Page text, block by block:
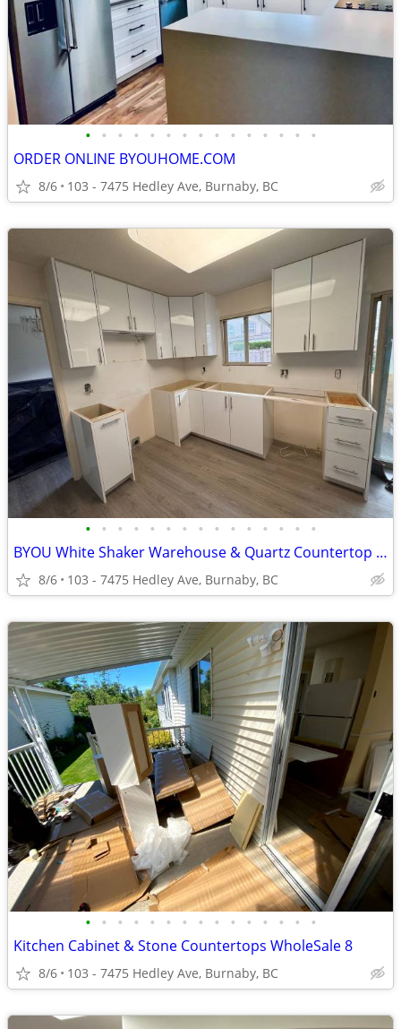
• • • • • • • • • • • • • • •
ORDER ONLINE BYOUHOME.COM
8/6 103 - 7475 Hedley Ave, Burnaby, BC
• • • • • • • • • • • • • • •
BYOU White Shaker Warehouse & Quartz Countertop 2B (103-7475 Hedley A
8/6 103 - 7475 Hedley Ave, Burnaby, BC
• • • • • • • • • • • • • • •
Kitchen Cabinet & Stone Countertops WholeSale 8
8/6 103 - 7475 Hedley Ave, Burnaby, BC